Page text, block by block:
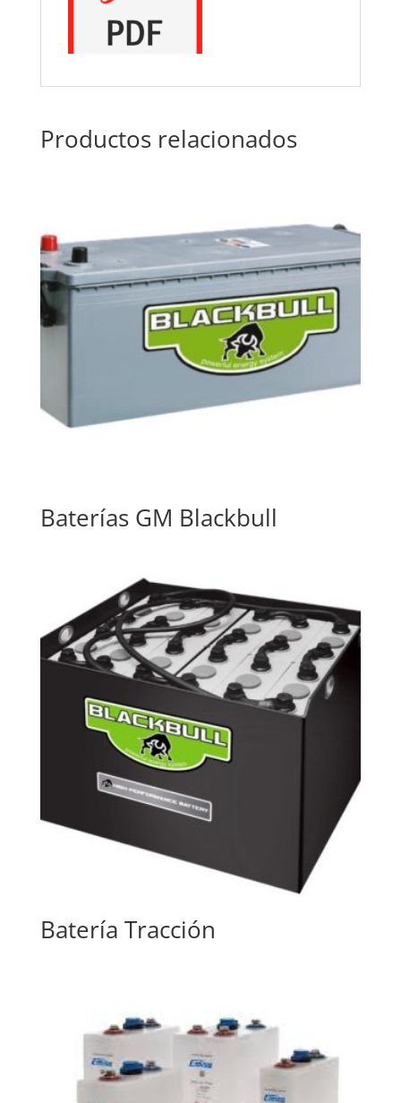
Productos relacionados
Baterías GM Blackbull
Batería Tracción